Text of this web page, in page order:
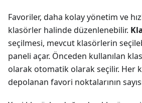
Favoriler, daha kolay yönetim ve
klasörler halinde düzenlenebilir.
seçilmesi, mevcut klasörlerin
paneli açar. Önceden kullanılan
olarak otomatik olarak seçilir. Her
depolanan favori noktalarının